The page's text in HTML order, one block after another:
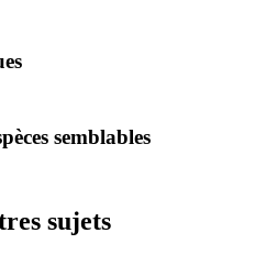
semblables
sujets